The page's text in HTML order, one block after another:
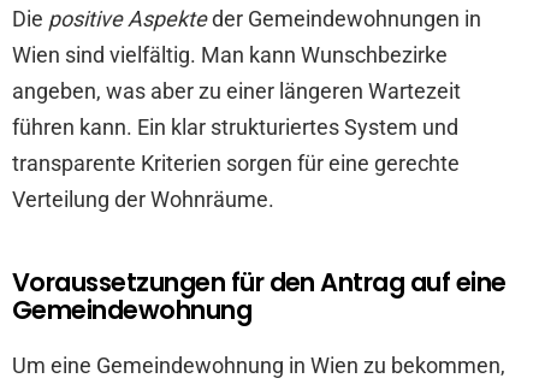
Die positive Aspekteder Gemeindewohnungen in
Wien sind vielfältig. Man kann Wunschbezirke
angeben, was aber zu einer längeren Wartezeit
führen kann. Ein klar strukturiertes System und
transparente Kriterien sorgen für eine gerechte
Verteilung der Wohnräume.
Voraussetzungen für den Antrag auf eine
Gemeindewohnung
Um eine Gemeindewohnung in Wien zu bekommen,